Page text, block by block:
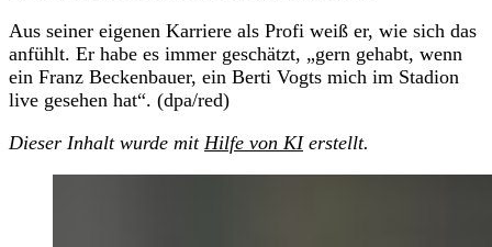
Aus seiner eigenen Karriere als Profi weiß er, wie sich das
anfühlt. Er habe es immer geschätzt, „gern gehabt, wenn
ein Franz Beckenbauer, ein Berti Vogts mich im Stadion
live gesehen hat“. (dpa/red)
Dieser Inhalt wurde mit Hilfe von KIerstellt.